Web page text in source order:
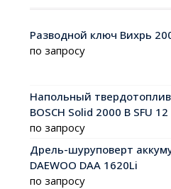
Разводной ключ Вихрь
по запросу
Напольный
BOSCH Solid 2000 B SFU 12
по запросу
Дрель-шуруповерт
DAEWOO DAA 1620Li
по запросу